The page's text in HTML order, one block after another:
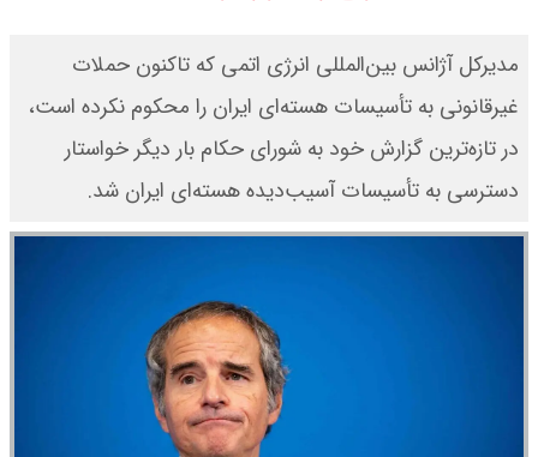
مدیرکل آژانس بین‌المللی انرژی اتمی که تاکنون حملات
غیرقانونی به تأسیسات هسته‌ای ایران را محکوم نکرده است،
در تازه‌ترین گزارش خود به شورای حکام بار دیگر خواستار
دسترسی به تأسیسات آسیب‌دیده هسته‌ای ایران شد.